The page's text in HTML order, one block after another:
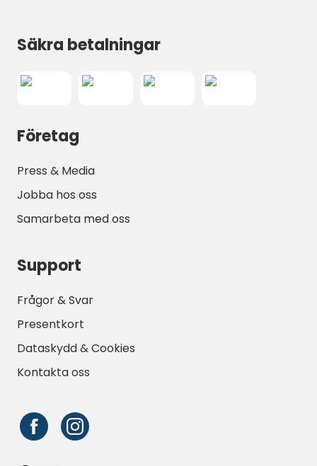
Säkra betalningar
Företag
Press & Media
Jobba hos oss
Samarbeta med oss
Support
Frågor & Svar
Presentkort
Dataskydd & Cookies
Kontakta oss